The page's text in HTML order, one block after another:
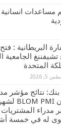
مساعدات
البريطانية :
تشيفننغ الجامعية
المتحدة
5, 2026
بنك: نتائج مؤشر
مدراء المشتريات
له في خمسة